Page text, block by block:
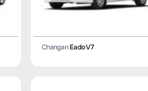
ChanganEado V7